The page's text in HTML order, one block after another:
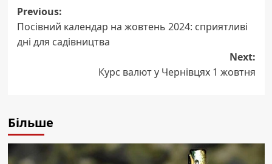
Post
navigation
Previous:
Посівний календар на жовтень 2024: сприятливі
дні для садівництва
Next:
Курс валют у Чернівцях 1 жовтня
Більше